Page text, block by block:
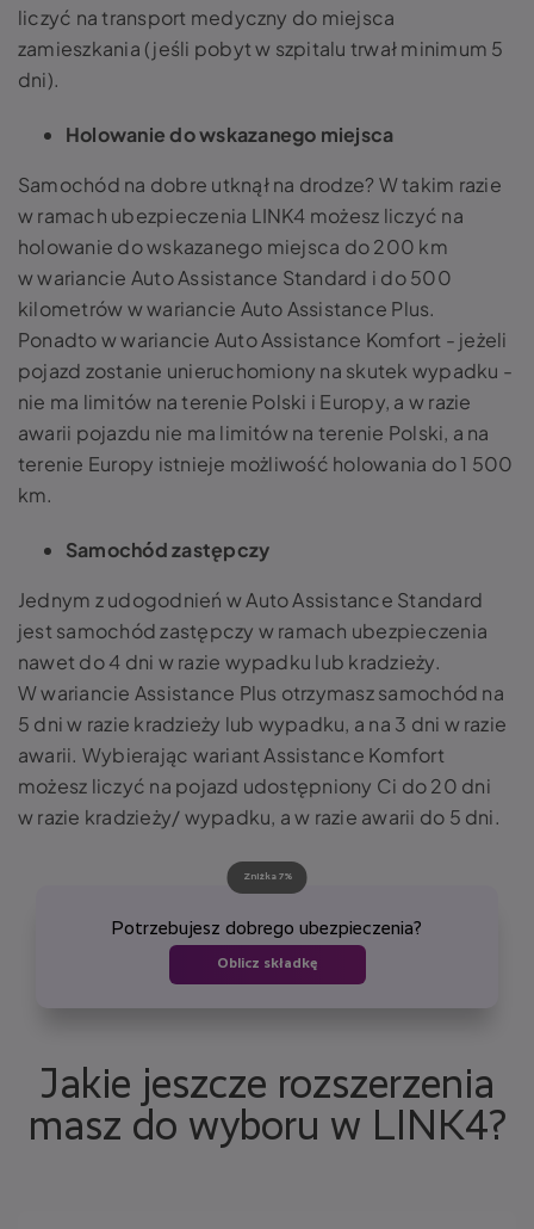
liczyć na transport medyczny do miejsca
zamieszkania (jeśli pobyt w szpitalu trwał minimum 5
dni).
Holowanie do wskazanego miejsca
Samochód na dobre utknął na drodze? W takim razie
w ramach ubezpieczenia LINK4 możesz liczyć na
holowanie do wskazanego miejsca do 200 km
w wariancie Auto Assistance Standard i do 500
kilometrów w wariancie Auto Assistance Plus.
Ponadto w wariancie Auto Assistance Komfort - jeżeli
pojazd zostanie unieruchomiony na skutek wypadku -
nie ma limitów na terenie Polski i Europy, a w razie
awarii pojazdu nie ma limitów na terenie Polski, a na
terenie Europy istnieje możliwość holowania do 1 500
km.
Samochód zastępczy
Jednym z udogodnień w Auto Assistance Standard
jest samochód zastępczy w ramach ubezpieczenia
nawet do 4 dni w razie wypadku lub kradzieży.
W wariancie Assistance Plus otrzymasz samochód na
5 dni w razie kradzieży lub wypadku, a na 3 dni w razie
awarii. Wybierając wariant Assistance Komfort
możesz liczyć na pojazd udostępniony Ci do 20 dni
w razie kradzieży/ wypadku, a w razie awarii do 5 dni.
Zniżka 7%
Potrzebujesz dobrego ubezpieczenia?
Oblicz składkę
Jakie jeszcze rozszerzenia
masz do wyboru w LINK4?